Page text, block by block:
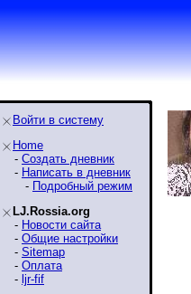
Войти в систему
Home
- Создать дневник
- Написать в дневник
- Подробный режим
LJ.Rossia.org
- Новости сайта
- Общие настройки
- Sitemap
- Оплата
- ljr-fif